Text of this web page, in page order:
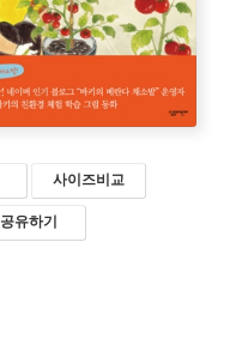
사이즈비교
공유하기